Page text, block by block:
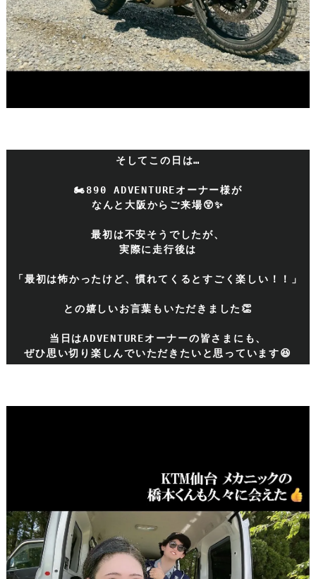
そしてこの日は…
🏍890 ADVENTUREオーナー様が
なんと大阪からご来場😲✨
最初は不安そうでしたが、
実際に走行後は
「最初は怖かったけど、慣れてくるとすごく楽しい！！」
との嬉しいお言葉もいただきました👏
当日はADVENTUREオーナーの皆さまにも、
ぜひ思い切り楽しんでいただきたいと思っています😆